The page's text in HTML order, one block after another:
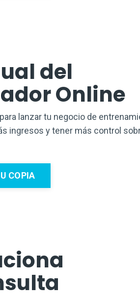
del
Online
lanzar tu negocio de
ingresos y tener más control
COPIA